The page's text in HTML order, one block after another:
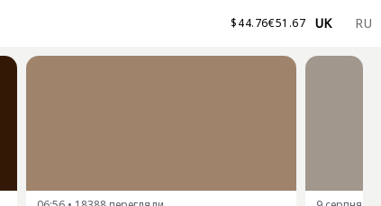
$44.76€51.67 UK RU